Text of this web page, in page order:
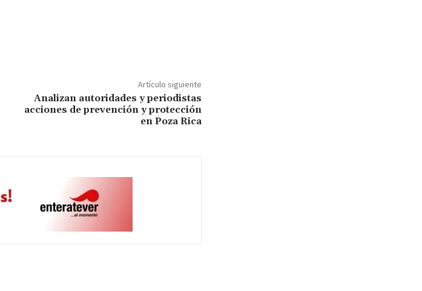
Artículo siguiente
Analizan autoridades y periodistas
acciones de prevención y protección
en Poza Rica